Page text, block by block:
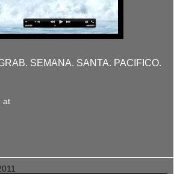
SEMANA. SANTA. PACIFICO.
at